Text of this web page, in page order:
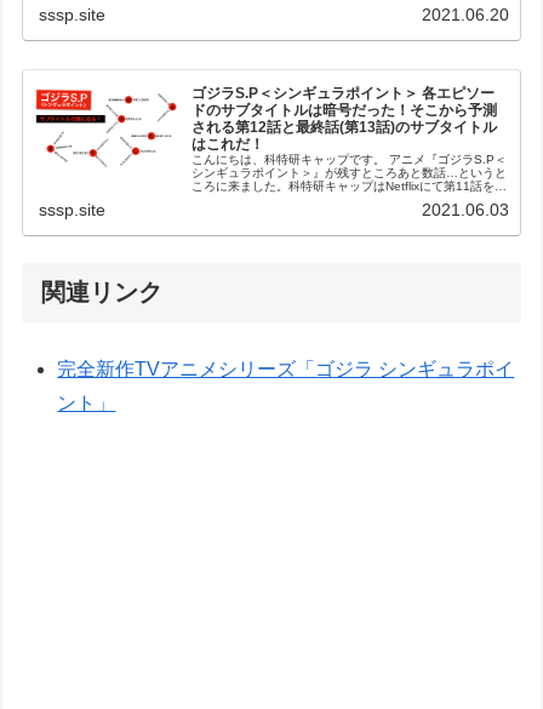
sssp.site 2021.06.20
ゴジラS.P＜シンギュラポイント＞ 各エピソー
ドのサブタイトルは暗号だった！そこから予測
される第12話と最終話(第13話)のサブタイトル
はこれだ！
こんにちは、科特研キャップです。 アニメ『ゴジラS.P＜
シンギュラポイント＞』が残すところあと数話…というと
ころに来ました。科特研キャップはNetflixにて第11話を見
sssp.site 2021.06.03
関連リンク
完全新作TVアニメシリーズ「ゴジラ シンギュラポイ
ント」